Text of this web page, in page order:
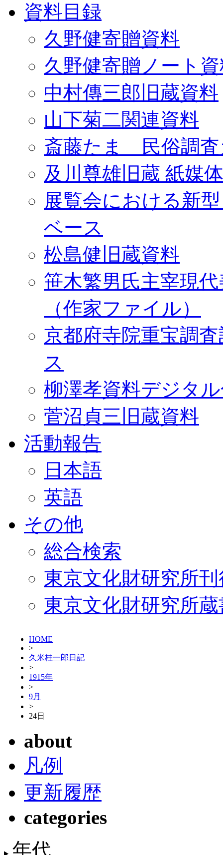
資料目録
久野健寄贈資料
久野健寄贈ノート
中村傳三郎旧蔵資料
山下菊二関連資料
斎藤たま 民俗調査
及川尊雄旧蔵 紙媒
展覧会における新
ベース
松島健旧蔵資料
笹木繁男氏主宰現
（作家ファイル）
京都府寺院重宝調
ス
柳澤孝資料デジタ
菅沼貞三旧蔵資料
活動報告
日本語
英語
その他
総合検索
東京文化財研究所
東京文化財研究所
HOME
>
久米桂一郎日記
>
1915年
>
9月
>
24日
about
凡例
更新履歴
categories
年代